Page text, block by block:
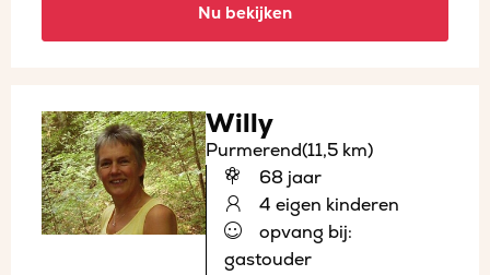
Nu bekijken
Willy
Purmerend(11,5 km)
68 jaar
4 eigen kinderen
opvang bij:
gastouder